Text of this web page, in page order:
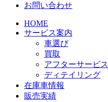
お問い合わせ
HOME
サービス案内
車選び
買取
アフターサービス
ディテイリング
在庫車情報
販売実績